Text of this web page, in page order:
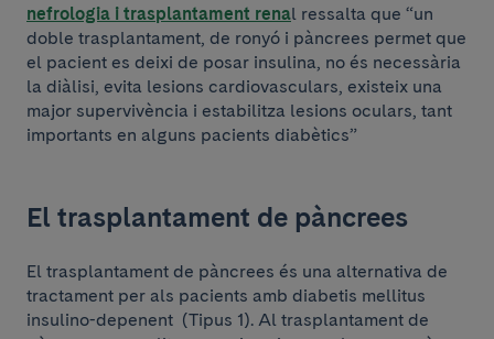
nefrologia i trasplantament renal ressalta que “un
doble trasplantament, de ronyó i pàncrees permet que
el pacient es deixi de posar insulina, no és necessària
la diàlisi, evita lesions cardiovasculars, existeix una
major supervivència i estabilitza lesions oculars, tant
importants en alguns pacients diabètics”
El trasplantament de pàncrees
El trasplantament de pàncrees és una alternativa de
tractament per als pacients amb diabetis mellitus
insulino-depenent (Tipus 1). Al trasplantament de